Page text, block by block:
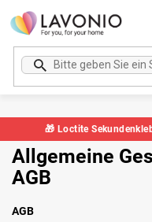
Zum
Inhalt
springen
🎁 Loctite
Allgemeine
AGB
AGB